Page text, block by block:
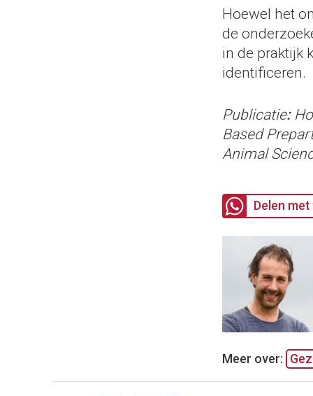
Hoewel het
de
in de praktijk
identificeren.
Publicatie:
Based
Animal
Delen
Meer over: